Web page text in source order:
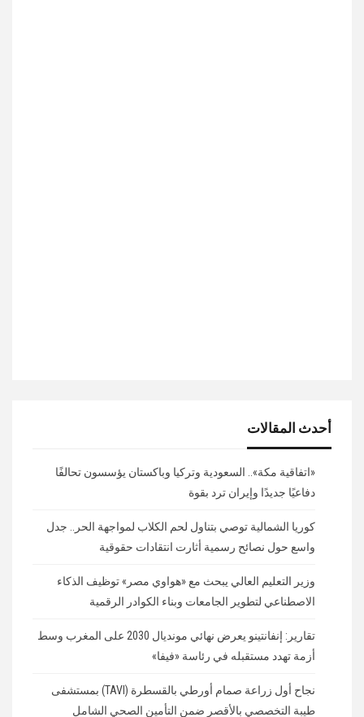
أحدث المقالات
«اتفاقية مكة».. السعودية وتركيا وباكستان يؤسسون تحالفًا
دفاعيًا جديدًا وإيران ترد بقوة
كوريا الشمالية توصي بتناول لحم الكلاب لمواجهة الحر.. جدل
واسع حول نصائح رسمية أثارت انتقادات حقوقية
وزير التعليم العالي يبحث مع «هواوي مصر» توظيف الذكاء
الاصطناعي لتطوير الجامعات وبناء الكوادر الرقمية
تقارير: إنفانتينو يعرض نهائي مونديال 2030 على المغرب وسط
أزمة تهدد مستقبله في رئاسة «فيفا»
نجاح أول زراعة صمام أورطي بالقسطرة (TAVI) بمستشفى
طيبة التخصصي بالأقصر ضمن التأمين الصحي الشامل